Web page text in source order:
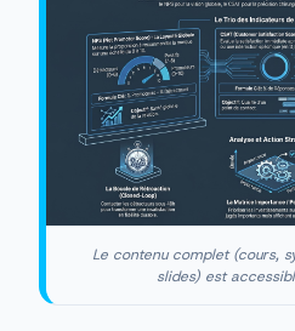
Le contenu complet (cours,
slides) est